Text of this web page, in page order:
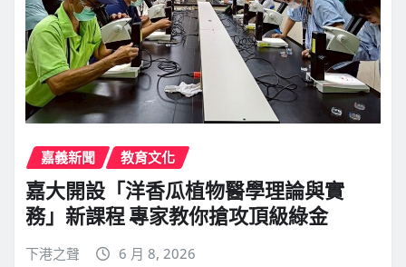
嘉義新聞 教育文化
嘉大開設「洋香瓜植物醫學理論與實
務」新課程 專家教你搶攻頂級綠金
下港之聲 6 月 8, 2026